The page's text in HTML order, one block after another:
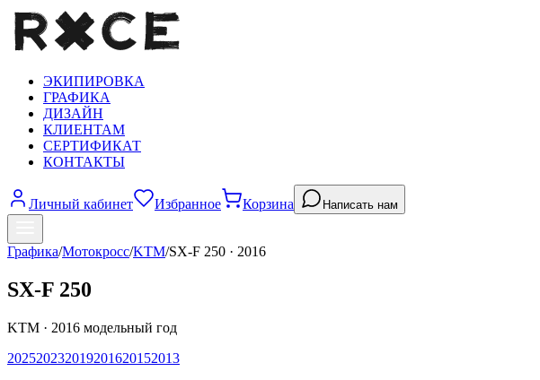
ЭКИПИРОВКА
ГРАФИКА
ДИЗАЙН
КЛИЕНТАМ
СЕРТИФИКАТ
КОНТАКТЫ
Личный кабинет Избранное Корзина Написать нам
Графика/Мотокросс/KTM/SX-F 250 · 2016
SX-F 250
KTM · 2016 модельный год
202520232019201620152013